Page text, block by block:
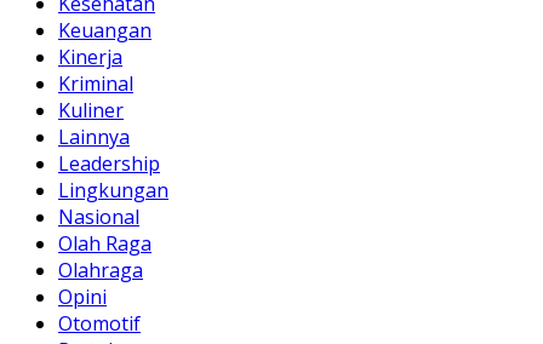
Keuangan
Kinerja
Kriminal
Kuliner
Lainnya
Leadership
Lingkungan
Nasional
Olah Raga
Olahraga
Opini
Otomotif